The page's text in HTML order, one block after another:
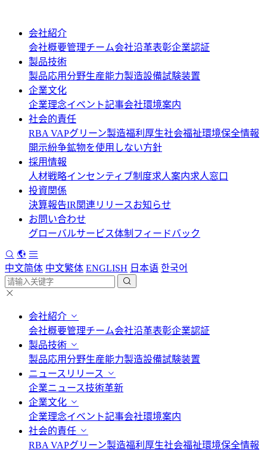
会社紹介
会社概要管理チーム会社沿革表彰企業認証
製品技術
製品応用分野生産能力製造設備試験装置
企業文化
企業理念イベント記事会社環境案内
社会的責任
RBA VAPグリーン製造福利厚生社会福祉環境保全情報
開示紛争鉱物を使用しない方針
採用情報
人材戦略インセンティブ制度求人案内求人窓口
投資関係
決算報告IR関連リリースお知らせ
お問い合わせ
グローバルサービス体制 フィードバック
中文简体 中文繁体 ENGLISH 日本语 한국어
会社紹介
会社概要管理チーム会社沿革表彰企業認証
製品技術
製品応用分野生産能力製造設備試験装置
ニュースリリース
企業ニュース技術革新
企業文化
企業理念イベント記事会社環境案内
社会的責任
RBA VAPグリーン製造福利厚生社会福祉環境保全情報